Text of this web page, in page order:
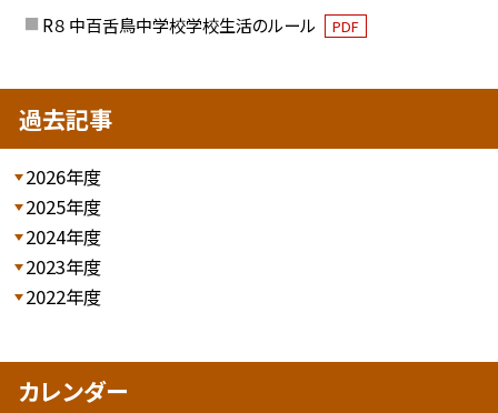
R８ 中百舌鳥中学校学校生活のルール PDF
過去記事
2026年度
2025年度
2024年度
2023年度
2022年度
カレンダー